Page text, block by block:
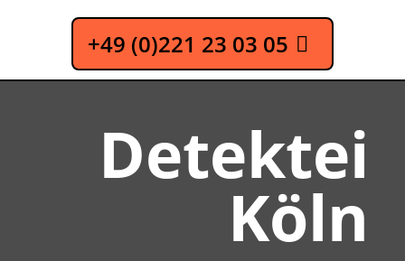
+49 (0)221 23 03 05
Detektei
Köln